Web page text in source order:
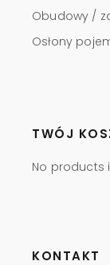
Obudowy /
Osłony
TWÓJ
No products
KONTAKT